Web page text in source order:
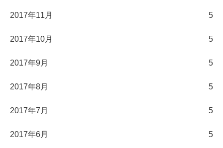
2017年11月 5
2017年10月 5
2017年9月 5
2017年8月 5
2017年7月 5
2017年6月 5